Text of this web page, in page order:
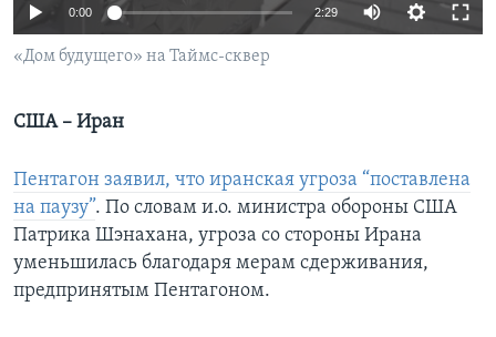
Learning English
Языки
0:00 2:29
«Дом будущего» на Таймс-сквер
США – Иран
Пентагон заявил, что иранская угроза “поставлена
на паузу”. По словам и.о. министра обороны США
Патрика Шэнахана, угроза со стороны Ирана
уменьшилась благодаря мерам сдерживания,
предпринятым Пентагоном.